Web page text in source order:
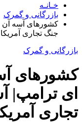
خـانـه
بازرگانی و گمرک
کشورهای آسه آن
جنگ تجاری آمریکا
بازرگانی و گمرک
کشورهای
ای ترامپ|
تجاری